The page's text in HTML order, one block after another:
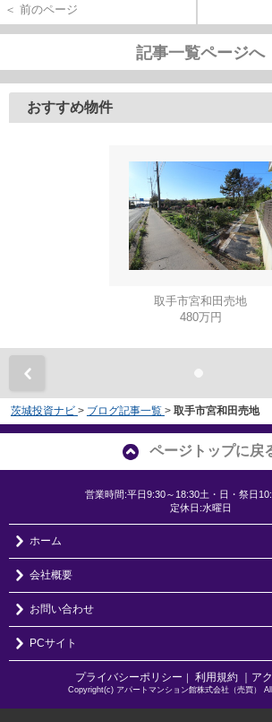
＜ 前のページ
記事一覧ページへ
おすすめ物件
取手市宮和田売地
480万円
茨城投資ナビ > ブログ記事一覧 > 取手市宮和田売地
ページトップに戻
営業時間:平日9:30～18:30土・日・祭日
定休日:水曜日
ホーム
会社概要
お問い合わせ
PCサイト
プライバシーポリシー ｜ 利用規約 ｜ア
Copyright(c) アパートマンション館株式会社（売買）